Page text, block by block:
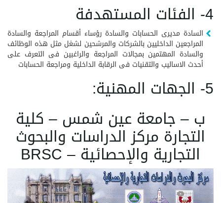
4- الفئات المستهدفة
السادة مديرى الحسابات والسادة رؤساء أقسام المراجعة والسادة
المراجعين الداخليين بالشركات والمرشحين لشغل مثل هذه الوظائف
والسادة المهتمين بمجالات المراجعة والراغبين فى التعرف على
أحدث الاساليب والتقنيات فى الرقابة الداخلية ومراجعة الحسابات
5- الجهات المهنية:
ب – جامعة عين شمس – كلية
التجارة مركز الدراسات والبحوث
التجارية والإحصائية – BRSC